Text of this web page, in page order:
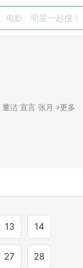
董洁 宣言 张月 »更多
13 14
27 28